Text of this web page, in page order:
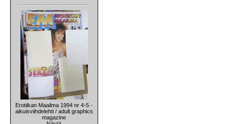
Erotiikan Maailma 1994 nr 4-5 -
aikuisviihdelehti / adult graphics
magazine